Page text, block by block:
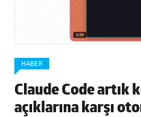
HABER
Claude Code artık
açıklarına karşı